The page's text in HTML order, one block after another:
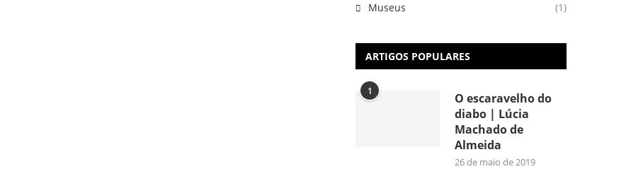
Museus (1)
ARTIGOS POPULARES
1
O escaravelho do
diabo | Lúcia
Machado de
Almeida
26 de maio de 2019